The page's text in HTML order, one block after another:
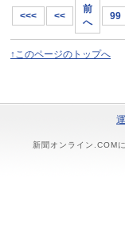
<<< <<
前
へ
99
↑このページのトップへ
新聞オンライン.COM